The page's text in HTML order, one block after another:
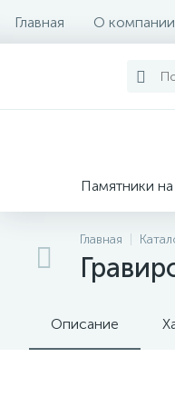
Главная О компании
Памятники
Главная
Описание